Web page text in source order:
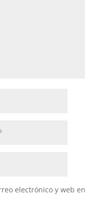
electrónico y web